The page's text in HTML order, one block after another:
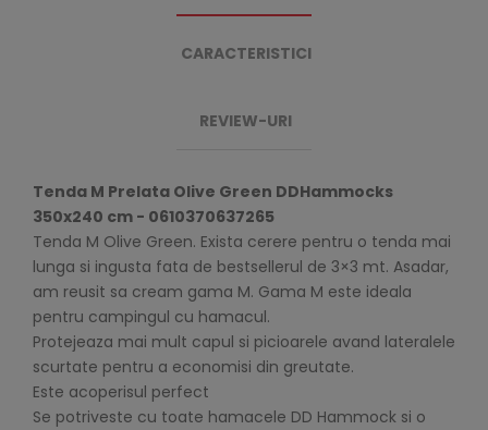
CARACTERISTICI
REVIEW-URI
Tenda M Prelata Olive Green DDHammocks
350x240 cm - 0610370637265
Tenda M Olive Green. Exista cerere pentru o tenda mai
lunga si ingusta fata de bestsellerul de 3×3 mt. Asadar,
am reusit sa cream gama M. Gama M este ideala
pentru campingul cu hamacul.
Protejeaza mai mult capul si picioarele avand lateralele
scurtate pentru a economisi din greutate.
Este acoperisul perfect
Se potriveste cu toate hamacele DD Hammock si o